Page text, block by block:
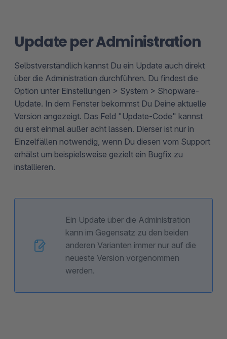
Update per Administration
Selbstverständlich kannst Du ein Update auch direkt
über die Administration durchführen. Du findest die
Option unter Einstellungen > System > Shopware-
Update. In dem Fenster bekommst Du Deine aktuelle
Version angezeigt. Das Feld "Update-Code" kannst
du erst einmal außer acht lassen. Dierser ist nur in
Einzelfällen notwendig, wenn Du diesen vom Support
erhälst um beispielsweise gezielt ein Bugfix zu
installieren.
Ein Update über die Administration
kann im Gegensatz zu den beiden
anderen Varianten immer nur auf die
neueste Version vorgenommen
werden.